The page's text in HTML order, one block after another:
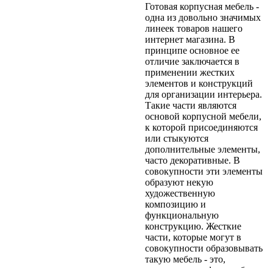
Готовая корпусная мебель -
одна из довольно значимых
линеек товаров нашего
интернет магазина. В
принципе основное ее
отличие заключается в
применении жестких
элементов и конструкций
для организации интерьера.
Такие части являются
основой корпусной мебели,
к которой присоединяются
или стыкуются
дополнительные элементы,
часто декоративные. В
совокупности эти элементы
образуют некую
художественную
композицию и
функциональную
конструкцию. Жесткие
части, которые могут в
совокупности образовывать
такую мебель - это,